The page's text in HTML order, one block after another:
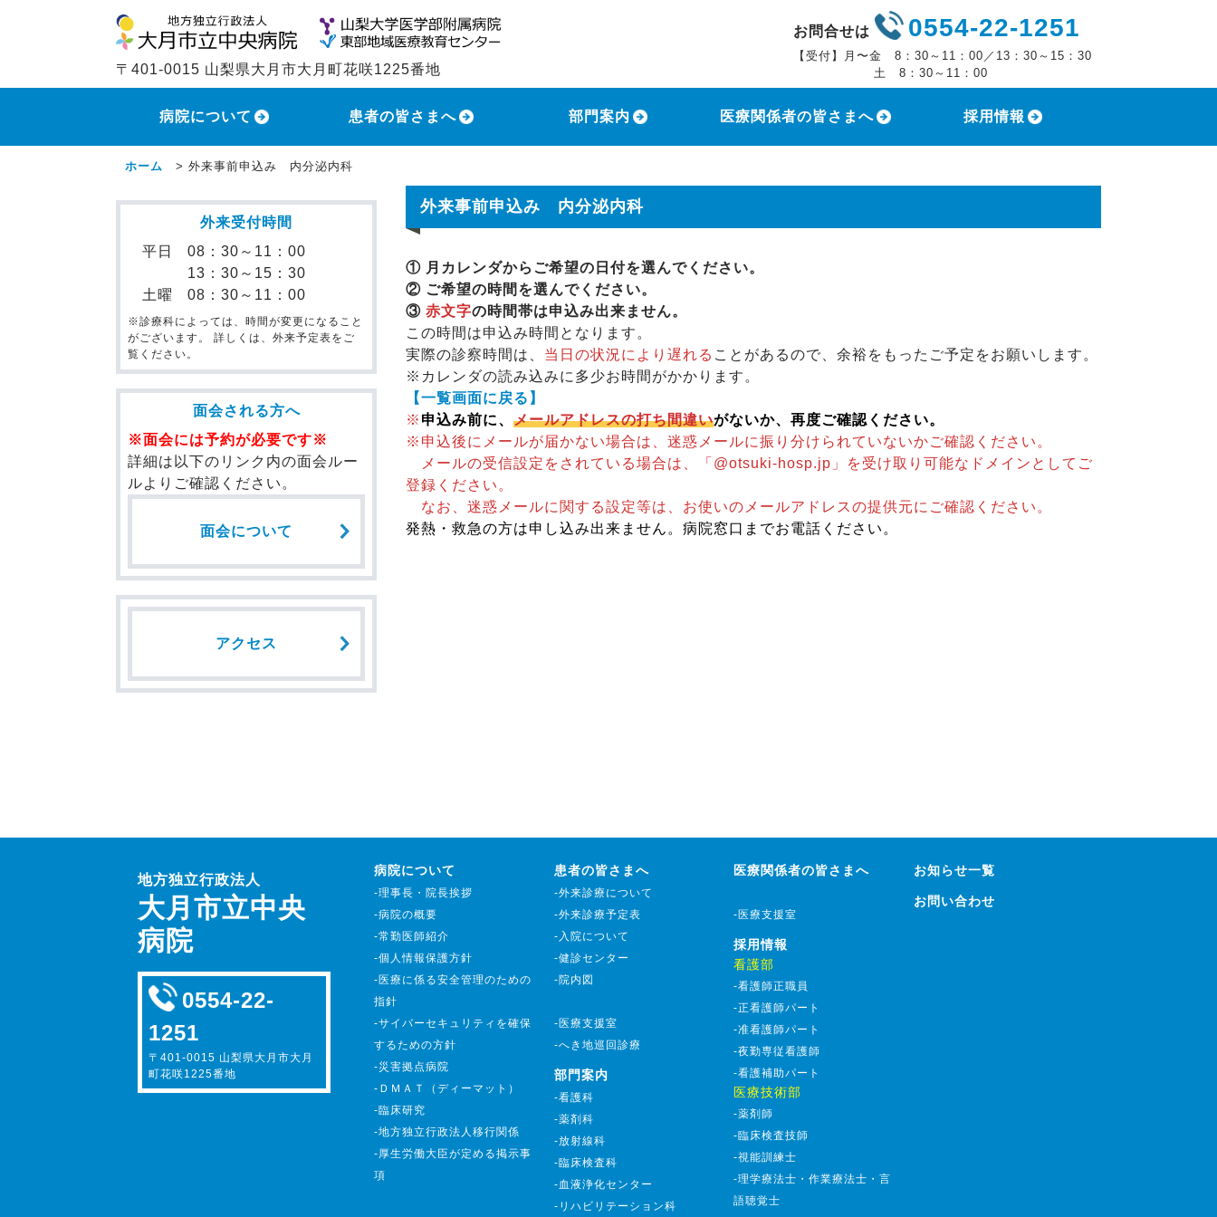
〒401-0015 山梨県大月市大月町花咲1225番地
お問合せは 0554-22-1251
【受付】月〜金 8：30～11：00／13：30～15：30
土 8：30～11：00
病院について 患者の皆さまへ 部門案内 医療関係者の皆さまへ 採用情報
ホーム > 外来事前申込み 内分泌内科
外来受付時間
平日
08：30～11：00
13：30～15：30
土曜
08：30～11：00
※診療科によっては、時間が変更になること
がございます。 詳しくは、外来予定表をご
覧ください。
面会される方へ
※面会には予約が必要です※
詳細は以下のリンク内の面会ルー
ルよりご確認ください。
面会について
アクセス
外来事前申込み 内分泌内科
① 月カレンダからご希望の日付を選んでください。
② ご希望の時間を選んでください。
③ 赤文字の時間帯は申込み出来ません。
この時間は申込み時間となります。
実際の診察時間は、 当日の状況により遅れる ことがあるので、余裕をもったご予定をお願いします。
※カレンダの読み込みに多少お時間がかかります。
【一覧画面に戻る】
※ 申込み前に、 メールアドレスの打ち間違いがないか、再度ご確認ください。
※申込後にメールが届かない場合は、迷惑メールに振り分けられていないかご確認ください。
メールの受信設定をされている場合は、「@otsuki-hosp.jp」を受け取り可能なドメインとしてご
登録ください。
なお、迷惑メールに関する設定等は、お使いのメールアドレスの提供元にご確認ください。
発熱・救急の方は申し込み出来ません。病院窓口までお電話ください。
地方独立行政法人
大月市立中央
病院
0554-22-
1251
〒401-0015 山梨県大月市大月
町花咲1225番地
病院について
-理事長・院長挨拶
-病院の概要
-常勤医師紹介
-個人情報保護方針
-医療に係る安全管理のための
指針
-サイバーセキュリティを確保
するための方針
-災害拠点病院
-ＤＭＡＴ（ディーマット）
-臨床研究
-地方独立行政法人移行関係
-厚生労働大臣が定める掲示事
項
患者の皆さまへ
-外来診療について
-外来診療予定表
-入院について
-健診センター
-院内図
-医療支援室
-へき地巡回診療
部門案内
-看護科
-薬剤科
-放射線科
-臨床検査科
-血液浄化センター
-リハビリテーション科
医療関係者の皆さまへ
-医療支援室
採用情報
看護部
-看護師正職員
-正看護師パート
-准看護師パート
-夜勤専従看護師
-看護補助パート
医療技術部
-薬剤師
-臨床検査技師
-視能訓練士
-理学療法士・作業療法士・言
語聴覚士
お知らせ一覧
お問い合わせ